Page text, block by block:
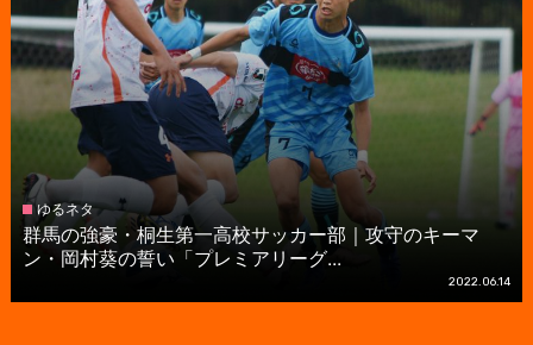
ゆるネタ
群馬の強豪・桐生第一高校サッカー部｜攻守のキーマ
ン・岡村葵の誓い「プレミアリーグ...
2022.06.14